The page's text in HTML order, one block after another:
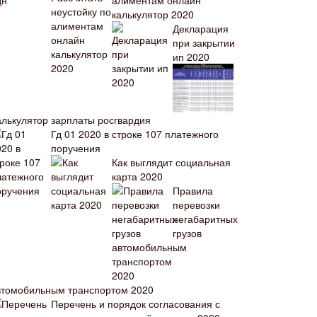
калькулятор 2020
Декларация
при закрытии
ип 2020
зарплаты росгвардия
Гд 01 2020 в строке 107 платежного
поручения
Как выглядит социальная
карта 2020
Правила
перевозки
негабаритных
грузов
транспортом 2020
Перечень и порядок согласования с